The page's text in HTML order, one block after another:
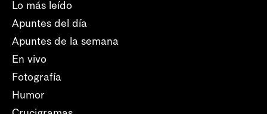
Lo más leído
Apuntes del día
Apuntes de la semana
En vivo
Fotografía
Humor